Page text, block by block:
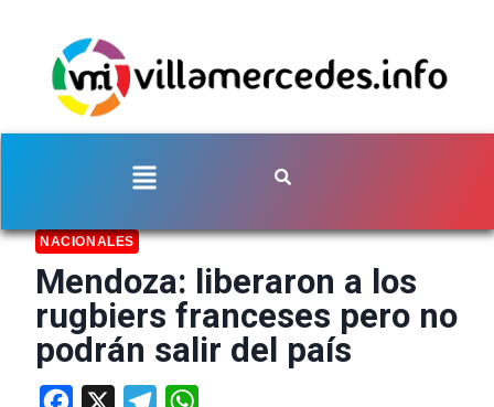
NACIONALES
Mendoza: liberaron a los
rugbiers franceses pero no
podrán salir del país
Facebook Telegram